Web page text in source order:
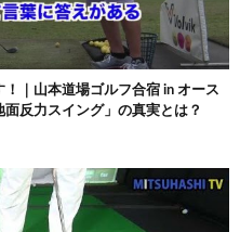
｜山本道場ゴルフ合宿 in オース
面反力スイング」の真実とは？